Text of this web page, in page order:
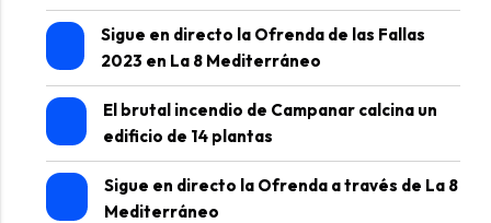
Sigue en directo la Ofrenda de las Fallas
2023 en La 8 Mediterráneo
El brutal incendio de Campanar calcina un
edificio de 14 plantas
Sigue en directo la Ofrenda a través de La 8
Mediterráneo